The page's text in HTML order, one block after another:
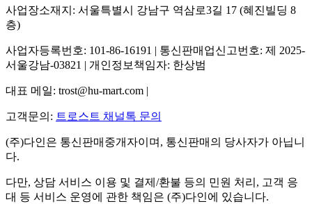
사업장소재지: 서울특별시 강남구 역삼로3길 17 (혜진빌딩 8
층)
사업자등록번호: 101-86-16191 | 통신판매업신고번호: 제 2025-
서울강남-03821 | 개인정보책임자: 한상범
대표 메일: trost@hu-mart.com |
고객문의: 트로스트 채널톡 문의
(주)다인은 통신판매중개자이며, 통신판매의 당사자가 아닙니
다.
다만, 상담 서비스 이용 및 결제/환불 등의 민원 처리, 고객 응
대 등 서비스 운영에 관한 책임은 (주)다인에 있습니다.